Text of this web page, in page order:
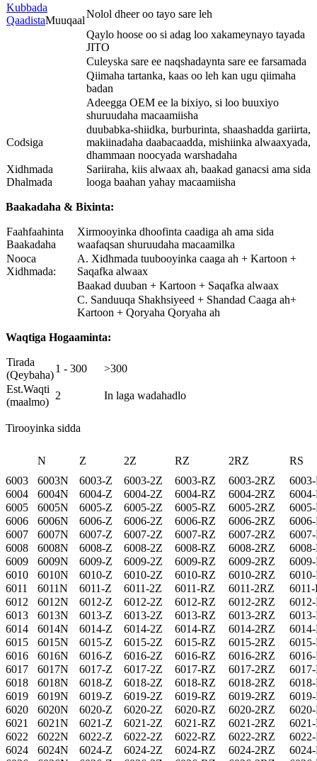
Kubbada
QaadistaMuuqaal
Nolol dheer oo tayo sare leh
Qaylo hoose oo si adag loo xakameynayo tayada
JITO
Culeyska sare ee naqshadaynta sare ee farsamada
Qiimaha tartanka, kaas oo leh kan ugu qiimaha
badan
Adeegga OEM ee la bixiyo, si loo buuxiyo
shuruudaha macaamiisha
Codsiga
duubabka-shiidka, burburinta, shaashadda gariirta,
makiinadaha daabacaadda, mishiinka alwaaxyada,
dhammaan noocyada warshadaha
Xidhmada
Dhalmada
Sariiraha, kiis alwaax ah, baakad ganacsi ama sida
looga baahan yahay macaamiisha
Baakadaha & Bixinta:
Faahfaahinta
Baakadaha
Xirmooyinka dhoofinta caadiga ah ama sida
waafaqsan shuruudaha macaamilka
Nooca
Xidhmada:
A. Xidhmada tuubooyinka caaga ah + Kartoon +
Saqafka alwaax
Baakad duuban + Kartoon + Saqafka alwaax
C. Sanduuqa Shakhsiyeed + Shandad Caaga ah+
Kartoon + Qoryaha Qoryaha ah
Waqtiga Hogaaminta:
Tirada
(Qeybaha)
1 - 300
>300
Est.Waqti
(maalmo)
2 In laga wadahadlo
Tirooyinka sidda
N Z 2Z RZ 2RZ
RS
6003
6003N 6003-Z 6003-2Z 6003-RZ 6003-2RZ
6004
6004N 6004-Z 6004-2Z 6004-RZ 6004-2RZ
6005
6005N 6005-Z 6005-2Z 6005-RZ 6005-2RZ
6006
6006N 6006-Z 6006-2Z 6006-RZ 6006-2RZ
6007
6007N 6007-Z 6007-2Z 6007-RZ 6007-2RZ
6008
6008N 6008-Z 6008-2Z 6008-RZ 6008-2RZ
6009
6009N 6009-Z 6009-2Z 6009-RZ 6009-2RZ
6010
6010N 6010-Z 6010-2Z 6010-RZ 6010-2RZ
6011
6011N 6011-Z 6011-2Z 6011-RZ 6011-2RZ
6012
6012N 6012-Z 6012-2Z 6012-RZ 6012-2RZ
6013
6013N 6013-Z 6013-2Z 6013-RZ 6013-2RZ
6014
6014N 6014-Z 6014-2Z 6014-RZ 6014-2RZ
6015
6015N 6015-Z 6015-2Z 6015-RZ 6015-2RZ
6016
6016N 6016-Z 6016-2Z 6016-RZ 6016-2RZ
6017
6017N 6017-Z 6017-2Z 6017-RZ 6017-2RZ
6018
6018N 6018-Z 6018-2Z 6018-RZ 6018-2RZ
6019
6019N 6019-Z 6019-2Z 6019-RZ 6019-2RZ
6020
6020N 6020-Z 6020-2Z 6020-RZ 6020-2RZ
6021
6021N 6021-Z 6021-2Z 6021-RZ 6021-2RZ
6022
6022N 6022-Z 6022-2Z 6022-RZ 6022-2RZ
6024
6024N 6024-Z 6024-2Z 6024-RZ 6024-2RZ